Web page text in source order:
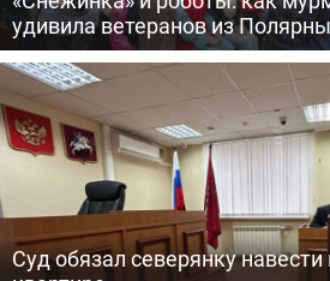
удивила ветеранов из
Суд обязал северянку